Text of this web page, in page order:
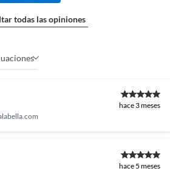
todas las opiniones
hace 3 meses
hace 5 meses